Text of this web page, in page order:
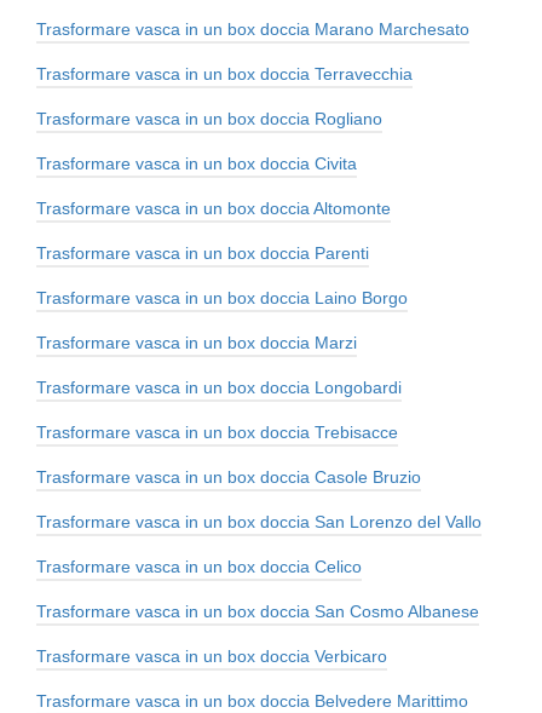
Trasformare vasca in un box doccia Marano Marchesato
Trasformare vasca in un box doccia Terravecchia
Trasformare vasca in un box doccia Rogliano
Trasformare vasca in un box doccia Civita
Trasformare vasca in un box doccia Altomonte
Trasformare vasca in un box doccia Parenti
Trasformare vasca in un box doccia Laino Borgo
Trasformare vasca in un box doccia Marzi
Trasformare vasca in un box doccia Longobardi
Trasformare vasca in un box doccia Trebisacce
Trasformare vasca in un box doccia Casole Bruzio
Trasformare vasca in un box doccia San Lorenzo del Vallo
Trasformare vasca in un box doccia Celico
Trasformare vasca in un box doccia San Cosmo Albanese
Trasformare vasca in un box doccia Verbicaro
Trasformare vasca in un box doccia Belvedere Marittimo